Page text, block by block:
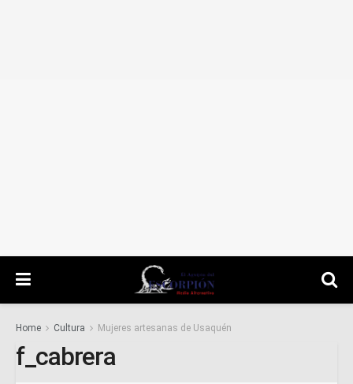
Home Cultura Mujeres artesanas de Usaquén
f_cabrera